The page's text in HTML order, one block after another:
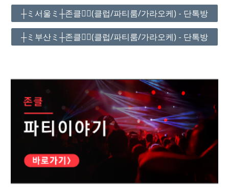
┼ミ서울ミ┼존클❤️‍🔥(클럽/파티룸/가라오케) - 단톡방
┼ミ부산ミ┼존클❤️‍🔥(클럽/파티룸/가라오케) - 단톡방